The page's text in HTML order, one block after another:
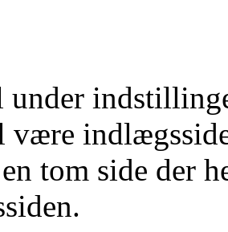
under
være
tom side der